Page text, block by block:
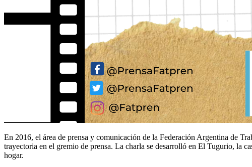
En 2016, el área de prensa y comunicación de la Federación Argentina de
trayectoria en el gremio de prensa. La charla se desarrolló en El Tugurio, la
hogar.